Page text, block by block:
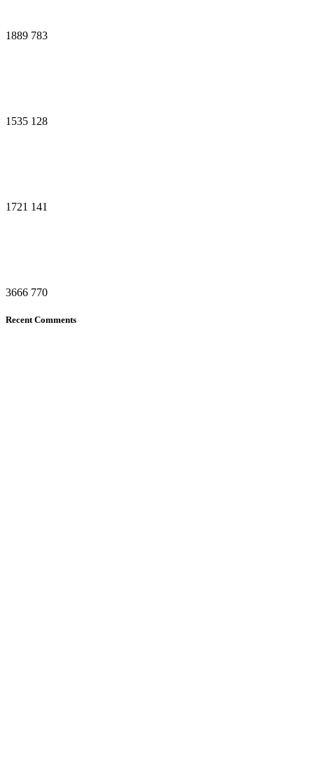
1889 783
1535 128
1721 141
3666 770
Recent Comments